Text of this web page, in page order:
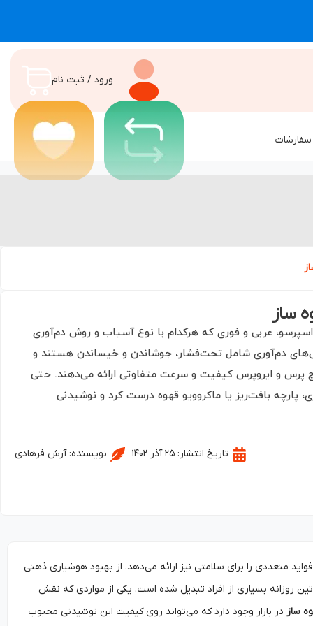
ورود / ثبت نام
ساز
اسپرسو، عربی و فوری که هرکدام با نوع آسیاب و روش دم‌آوری
دم‌آوری شامل تحت‌فشار، جوشاندن و خیساندن هستند و
پرس و ایروپرس کیفیت و سرعت متفاوتی ارائه می‌دهند. حتی
پارچه بافت‌ریز یا ماکروویو قهوه درست کرد و نوشیدنی
تاریخ انتشار: ۲۵ آذر ۱۴۰۲ نویسنده: آرش فرهادی
متعددی را برای سلامتی نیز ارائه می‌دهد. از بهبود هوشیاری ذهنی
روزانه بسیاری از افراد تبدیل شده است. یکی از مواردی که نقش
سازدر بازار وجود دارد که می‌تواند روی کیفیت این نوشیدنی محبوب